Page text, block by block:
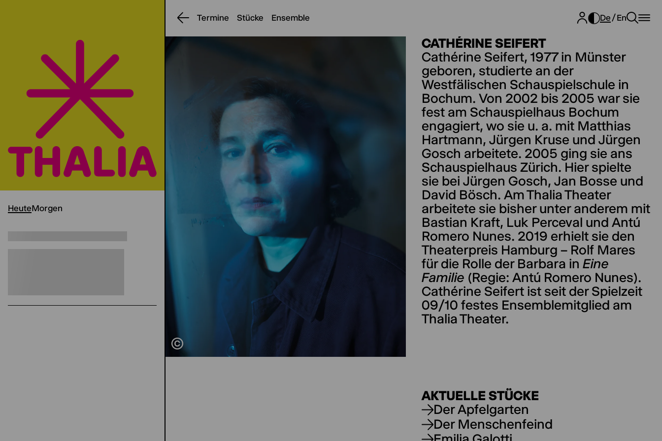
HeuteMorgen
Termine Stücke Ensemble De En
CATHÉRINE SEIFERT
Cathérine Seifert, 1977 in Münster
geboren, studierte an der
Westfälischen Schauspielschule in
Bochum. Von 2002 bis 2005 war sie
fest am Schauspielhaus Bochum
engagiert, wo sie u. a. mit Matthias
Hartmann, Jürgen Kruse und Jürgen
Gosch arbeitete. 2005 ging sie ans
Schauspielhaus Zürich. Hier spielte
sie bei Jürgen Gosch, Jan Bosse und
David Bösch. Am Thalia Theater
arbeitete sie bisher unter anderem mit
Bastian Kraft, Luk Perceval und Antú
Romero Nunes. 2019 erhielt sie den
Theaterpreis Hamburg – Rolf Mares
für die Rolle der Barbara in Eine
Familie (Regie: Antú Romero Nunes).
Cathérine Seifert ist seit der Spielzeit
09/10 festes Ensemblemitglied am
Thalia Theater.
AKTUELLE STÜCKE
Der Apfelgarten
Der Menschenfeind